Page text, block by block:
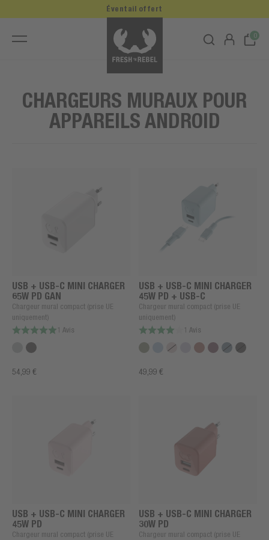
0
Éventail offert
CHARGEURS MURAUX POUR
APPAREILS ANDROID
USB + USB-C MINI CHARGER
65W PD GAN
Chargeur mural compact (prise UE
uniquement)
1 Avis
54,99 €
USB + USB-C MINI CHARGER
45W PD + USB-C
Chargeur mural compact (prise UE
uniquement)
1 Avis
49,99 €
USB + USB-C MINI CHARGER
45W PD
Chargeur mural compact (prise UE
USB + USB-C MINI CHARGER
30W PD
Chargeur mural compact (prise UE